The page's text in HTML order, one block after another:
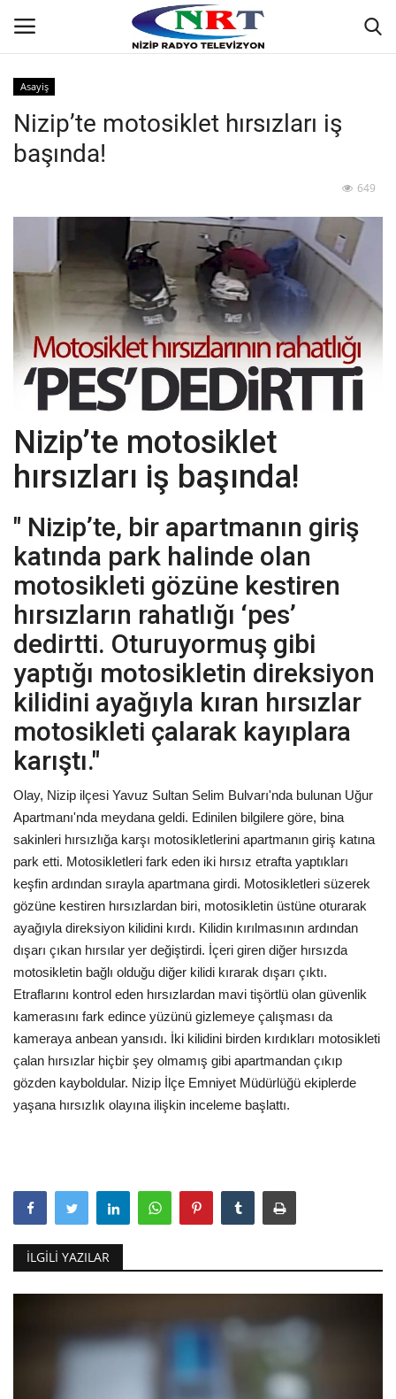
Ana
GÜNDEM
Siyaset
Ekonomi
Yaşam
Spor
EĞİTİM
Resmiilan
Asayiş
Nizip’te motosiklet hırsızları iş
başında!
649
Nizip’te motosiklet
hırsızları iş başında!
" Nizip’te, bir apartmanın giriş
katında park halinde olan
motosikleti gözüne kestiren
hırsızların rahatlığı ‘pes’
dedirtti. Oturuyormuş gibi
yaptığı motosikletin direksiyon
kilidini ayağıyla kıran hırsızlar
motosikleti çalarak kayıplara
karıştı."
Olay, Nizip ilçesi Yavuz Sultan Selim Bulvarı'nda bulunan Uğur
Apartmanı'nda meydana geldi. Edinilen bilgilere göre, bina
sakinleri hırsızlığa karşı motosikletlerini apartmanın giriş katına
park etti. Motosikletleri fark eden iki hırsız etrafta yaptıkları
keşfin ardından sırayla apartmana girdi. Motosikletleri süzerek
gözüne kestiren hırsızlardan biri, motosikletin üstüne oturarak
ayağıyla direksiyon kilidini kırdı. Kilidin kırılmasının ardından
dışarı çıkan hırsılar yer değiştirdi. İçeri giren diğer hırsızda
motosikletin bağlı olduğu diğer kilidi kırarak dışarı çıktı.
Etraflarını kontrol eden hırsızlardan mavi tişörtlü olan güvenlik
kamerasını fark edince yüzünü gizlemeye çalışması da
kameraya anbean yansıdı. İki kilidini birden kırdıkları motosikleti
çalan hırsızlar hiçbir şey olmamış gibi apartmandan çıkıp
gözden kayboldular. Nizip İlçe Emniyet Müdürlüğü ekiplerde
yaşana hırsızlık olayına ilişkin inceleme başlattı.
İLGILI YAZILAR